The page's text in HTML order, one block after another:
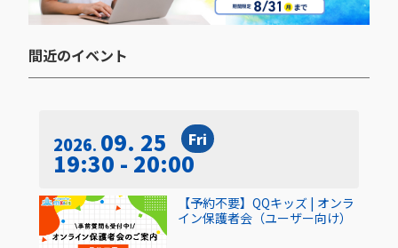
間近のイベント​
2026 09. 25 Fri
19:30 - 20:00
【予約不要】QQキッズ | オンラ
イン保護者会（ユーザー向け）